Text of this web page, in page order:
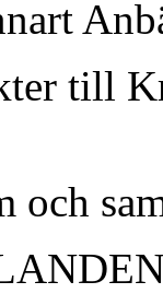
till
och